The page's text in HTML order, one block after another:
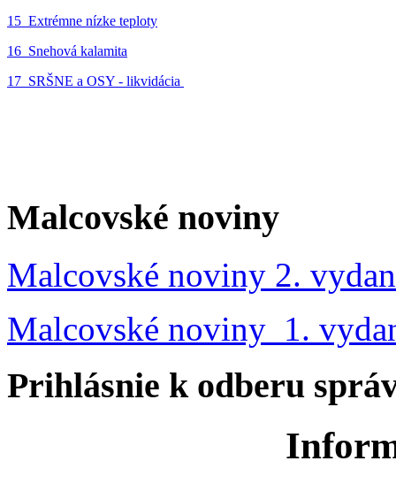
15_Extrémne nízke teploty
16_Snehová kalamita
17_SRŠNE a OSY - likvidácia
Malcovské noviny
Malcovské noviny 2.
Malcovské noviny 1.
Prihlásnie k odberu